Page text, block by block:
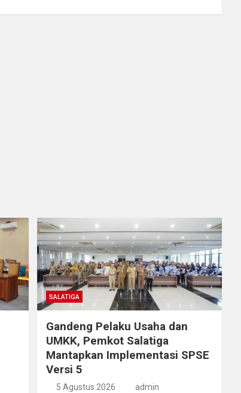
SALATIGA
Gandeng Pelaku Usaha dan
UMKK, Pemkot Salatiga
Mantapkan Implementasi SPSE
Versi 5
5 Agustus 2026 admin